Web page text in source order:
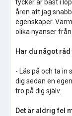
tycker är bäst i
åren att jag
egenskaper.
olika nyanser från
Har du något
- Läs på och ta in
dig sedan en
tro på dig själv.
Det är aldrig fel